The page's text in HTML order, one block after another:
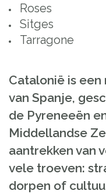
Roses
Sitges
Tarragone
Catalonië is een
van Spanje,
de Pyreneeën
Middellandse
aantrekken van
vele troeven:
dorpen of